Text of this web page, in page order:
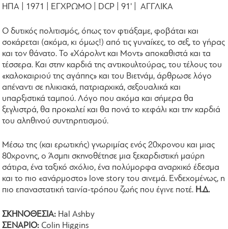
ΗΠΑ | 1971 | ΕΓΧΡΩΜΟ | DCP | 91' | ΑΓΓΛΙΚΑ
Ο δυτικός πολιτισμός, όπως τον φτιάξαμε, φοβάται και
σοκάρεται (ακόμα, κι όμως!) από τις γυναίκες, το σεξ, το γήρας
και τον θάνατο. Το «Χάρολντ και Μοντ» αποκαθιστά και τα
τέσσερα. Και στην καρδιά της αντικουλτούρας, του τέλους του
«καλοκαιριού της αγάπης» και του Βιετνάμ, άρθρωσε λόγο
απέναντι σε ηλικιακά, πατριαρχικά, σεξουαλικά και
υπαρξιστικά ταμπού. Λόγο που ακόμα και σήμερα θα
ξεγλιστρά, θα προκαλεί και θα πονά το κεφάλι και την καρδιά
του αληθινού συντηρητισμού.
Μέσω της (και ερωτικής) γνωριμίας ενός 20χρονου και μιας
80χρονης, ο Άσμπι σκηνοθέτησε μια ξεκαρδιστική μαύρη
σάτιρα, ένα ταξικό σχόλιο, ένα πολύμορφα αναρχικό έδεσμα
και το πιο «ανάρμοστο» love story του σινεμά. Ενδεχομένως, η
πιο επαναστατική ταινία-τρόπου ζωής που έγινε ποτέ. Η.Δ.
ΣΚΗΝΟΘΕΣΙΑ: Hal Ashby
ΣΕΝΑΡΙΟ: Colin Higgins